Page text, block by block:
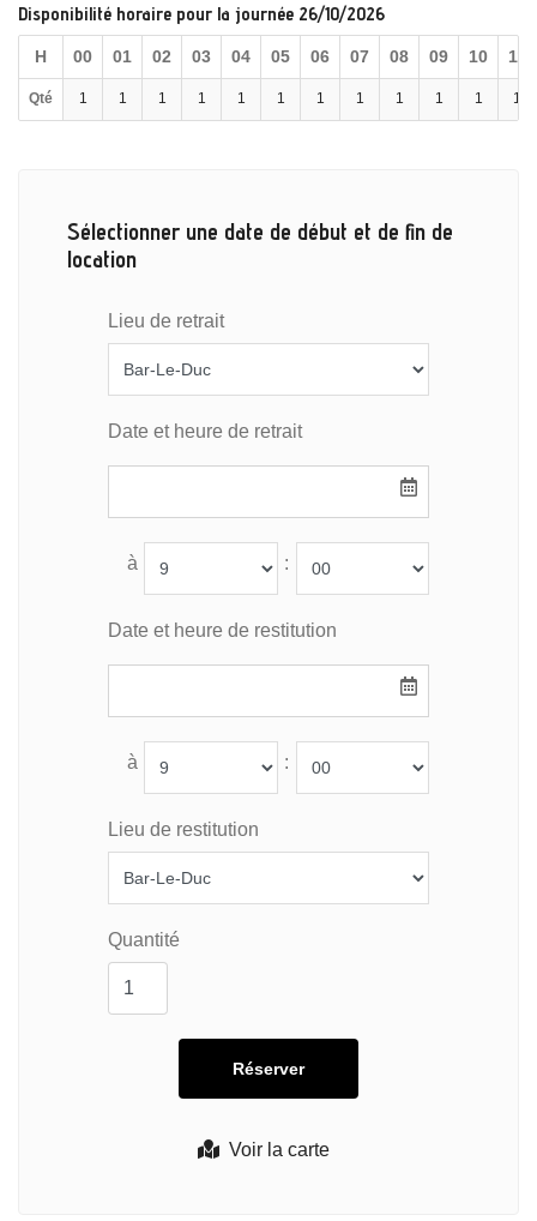
Disponibilité horaire pour la journée 26/10/2026
H 00 01 02 03 04 05 06 07 08 09 10 11
Qté 1 1 1 1 1 1 1 1 1 1 1 1
Sélectionner une date de début et de fin de
location
Voir la carte
Lieu de retrait
Date et heure de retrait
à :
Date et heure de restitution
à :
Lieu de restitution
Quantité